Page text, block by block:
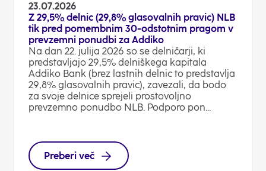
23.07.2026
Z 29,5% delnic (29,8% glasovalnih pravic) NLB
tik pred pomembnim 30-odstotnim pragom v
prevzemni ponudbi za Addiko
Na dan 22. julija 2026 so se delničarji, ki
predstavljajo 29,5% delniškega kapitala
Addiko Bank (brez lastnih delnic to predstavlja
29,8% glasovalnih pravic), zavezali, da bodo
za svoje delnice sprejeli prostovoljno
prevzemno ponudbo NLB. Podporo pon...
Preberi več